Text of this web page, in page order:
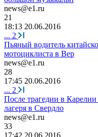
news@e1.ru
21
18:13 20.06.2016
... 2
Пьяный водитель
мотоциклиста в Вер
news@e1.ru
28
17:45 20.06.2016
... 2
После трагедии в Карелии
лагеря в Свердло
news@e1.ru
33
17:42 20.06.2016